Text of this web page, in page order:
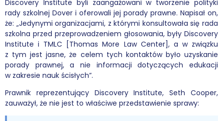
Discovery Institute byli zaangażowani w tworzenie polityki
rady szkolnej Dover i oferowali jej porady prawne. Napisał on,
że: „Jedynymi organizacjami, z którymi konsultowała się rada
szkolna przed przeprowadzeniem głosowania, były Discovery
Institute i TMLC [Thomas More Law Center], a w związku
z tym jest jasne, że celem tych kontaktów było uzyskanie
porady prawnej, a nie informacji dotyczących edukacji
w zakresie nauk ścisłych”.
Prawnik reprezentujący Discovery Institute, Seth Cooper,
zauważył, że nie jest to właściwe przedstawienie sprawy: